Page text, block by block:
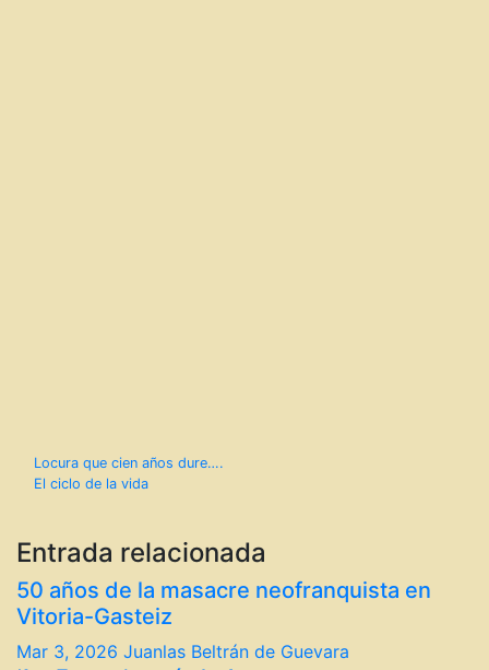
Navegación
entradas
Locura que cien años dure….
El ciclo de la vida
Entrada relacionada
50 años de la masacre neofranquista en
Vitoria-Gasteiz
Mar 3, 2026 Juanlas Beltrán de Guevara